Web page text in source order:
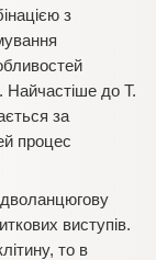
з
Найчастіше до Т.
за
процес
дволанцюгову
виступів.
то в